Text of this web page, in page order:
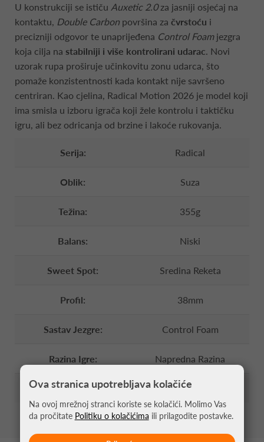
U konstrukciji se ističu Auxetic 2.0za jasniji osjećaj na
kontaktu, Double Carbon površina za čvrstoću i
precizniji odgovor te unaprijeđena Control Foam jezgra
koja cilja na stabilniji i više kontrolirani udarac. Novi
uzorak rupa proširuje učinkovitu zonu udarca, što
pomaže konzistentnosti kada kontakt nije savršeno
centriran. Kao cjelina, Radical Motion 2026 je model koji
ima smisla u izboru igrača koji žele kontrolu i taktičku
igru, ali bez odricanja od brzine i lakoće rukovanja.
Serija: Radical
Oblik: Suza
Težina: 355g
Balans: Niski
Sweet Spot: Sredina Reketa
Profil: 38mm
Sastav Jezgre: Control Foam
Razina Igre: Napredna Razina
Učestalost Igre: Intenzivni Igrač
Ova stranica upotrebljava kolačiće
Na ovoj mrežnoj stranci koriste se kolačići. Molimo Vas
da pročitate Politiku o kolačićima ili prilagodite postavke.